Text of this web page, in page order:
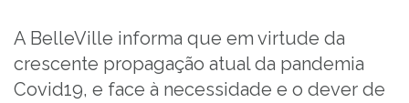
A BelleVille informa que em virtude da
crescente propagação atual da pandemia
Covid19, e face à necessidade e o dever de